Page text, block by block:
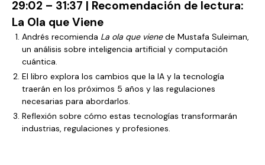
29:02 – 31:37 | Recomendación de lectura:
La Ola que Viene
Andrés recomienda La ola que vienede Mustafa Suleiman,
un análisis sobre inteligencia artificial y computación
cuántica.
El libro explora los cambios que la IA y la tecnología
traerán en los próximos 5 años y las regulaciones
necesarias para abordarlos.
Reflexión sobre cómo estas tecnologías transformarán
industrias, regulaciones y profesiones.